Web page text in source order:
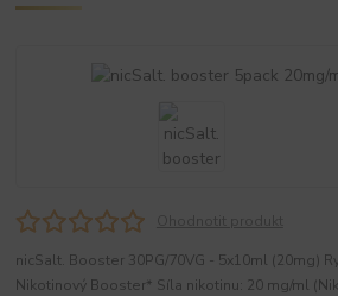
nicSalt. Booster 30PG/70VG - 5x10ml (20mg)
Nikotinový Booster* Síla nikotinu: 20 mg/ml